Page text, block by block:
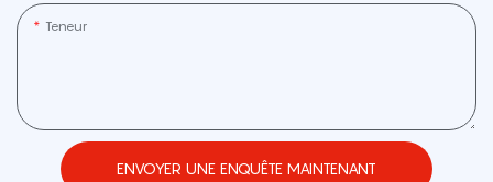
Teneur
ENVOYER UNE ENQUÊTE MAINTENANT